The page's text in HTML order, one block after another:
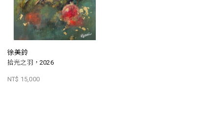
徐美鈴
拾光之羽，2026
NT$ 15,000